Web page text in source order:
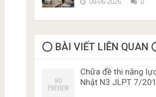
09-06-2026 0
⭕️ BÀI VIẾT LIÊN QUAN
Chữa đề thi năng
Nhật N3 JLPT 7/